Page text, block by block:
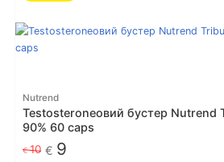
Nutrend
Testosteroneовий бустер Nutrend
90% 60 caps
€10 € 9